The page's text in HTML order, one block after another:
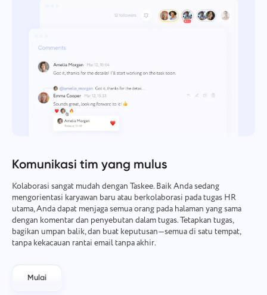
Komunikasi tim yang mulus
Kolaborasi sangat mudah dengan Taskee. Baik Anda sedang
mengorientasi karyawan baru atau berkolaborasi pada tugas HR
utama, Anda dapat menjaga semua orang pada halaman yang sama
dengan komentar dan penyebutan dalam tugas. Tetapkan tugas,
bagikan umpan balik, dan buat keputusan—semua di satu tempat,
tanpa kekacauan rantai email tanpa akhir.
Mulai